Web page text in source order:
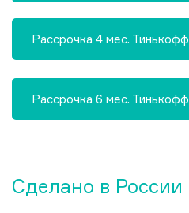
Сделано в России
Рассрочка 4 мес. Тинькофф
Рассрочка 6 мес. Тинькофф